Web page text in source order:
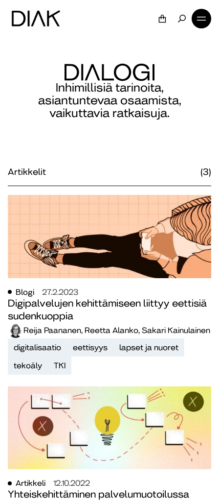
Inhimillisiä tarinoita,
asiantuntevaa osaamista,
vaikuttavia ratkaisuja.
Artikkelit (3)
Blogi 27.2.2023
Digipalvelujen kehittämiseen liittyy eettisiä
sudenkuoppia
Reija Paananen, Reetta Alanko, Sakari Kainulainen
digitalisaatio
eettisyys
lapset ja nuoret
tekoäly
TKI
Artikkeli 12.10.2022
Yhteiskehittäminen palvelumuotoilussa